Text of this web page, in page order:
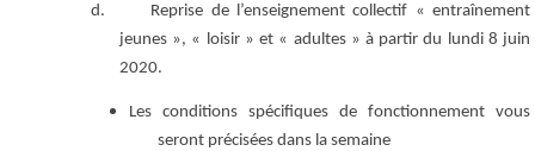
d. Reprise de l’enseignement collectif « entraînement
jeunes », « loisir » et « adultes » à partir du lundi 8 juin
2020.
Les conditions spécifiques de fonctionnement vous
seront précisées dans la semaine